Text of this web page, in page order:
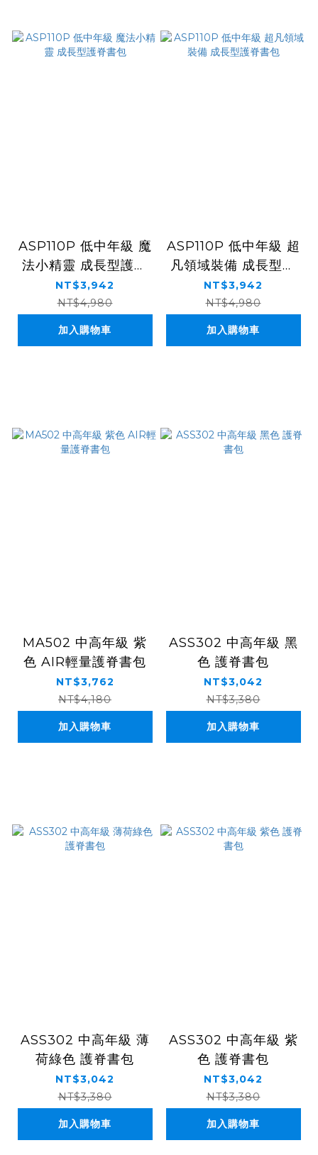
ASP110P 低中年級 魔
法小精靈 成長型護脊
書包
NT$3,942
NT$4,980
加入購物車
ASP110P 低中年級 超
凡領域裝備 成長型護
脊書包
NT$3,942
NT$4,980
加入購物車
MA502 中高年級 紫
色 AIR輕量護脊書包
NT$3,762
NT$4,180
加入購物車
ASS302 中高年級 黑
色 護脊書包
NT$3,042
NT$3,380
加入購物車
ASS302 中高年級 薄
荷綠色 護脊書包
NT$3,042
NT$3,380
加入購物車
ASS302 中高年級 紫
色 護脊書包
NT$3,042
NT$3,380
加入購物車